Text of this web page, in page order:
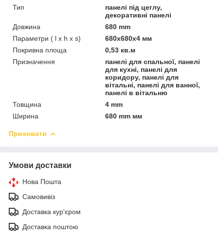
Тип
панелі під цеглу,
декоративні панелі
Довжина
680 mm
Параметри ( l x h x s)
680x680x4 мм
Покривна площа
0,53 кв.м
Призначення
панелі для спальної, панелі
для кухні, панелі для
коридору, панелі для
вітальні, панелі для ванної,
панелі в вітальню
Товщина
4 mm
Ширина
680 mm мм
Приховати
Умови доставки
Нова Пошта
Самовивіз
Доставка кур'єром
Доставка поштою